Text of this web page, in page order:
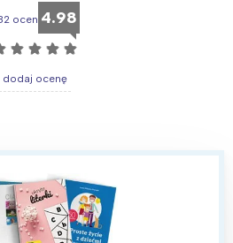
ocen 4.98
☆ ☆ ☆ ☆
dodaj ocenę